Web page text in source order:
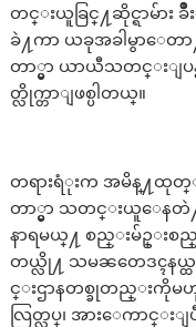
တင္းယူခြင္႔ဆိုင္ရာမ်ား
ခဲ႔ကာ ယခုအခါမွာေတာ
တာ္မွာ ယာယီသတင္းျပန္
တ္လိုက္တာျဖစ္ပါတယ္။
တရားရံုးက အမိန္႔ထုတ္
တာ္မွာ သတင္းယူေန
နာရမယ္႔ စည္းမ်ဥ္း
တယ္လို႔ သမၼတေဒၚနယ္ထ
င္းဌာနတစ္ခုတည္းကိုမ
လြတ္လပ္၊ အားေကာင္